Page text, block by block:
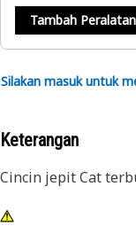
Tambah Peralatan
Silakan masuk untuk
Keterangan
Cincin jepit Cat